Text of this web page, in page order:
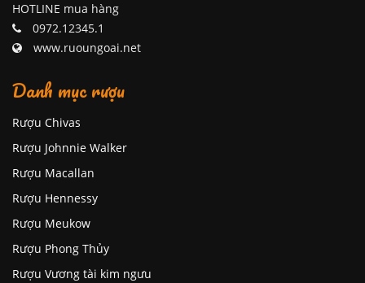
HOTLINE mua hàng
0972.12345.1
www.ruoungoai.net
Danh mục rượu
Rượu Chivas
Rượu Johnnie Walker
Rượu Macallan
Rượu Hennessy
Rượu Meukow
Rượu Phong Thủy
Rượu Vương tài kim ngưu